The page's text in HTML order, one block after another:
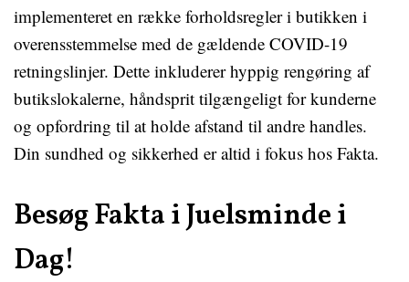
implementeret en række forholdsregler i butikken i
overensstemmelse med de gældende COVID-19
retningslinjer. Dette inkluderer hyppig rengøring af
butikslokalerne, håndsprit tilgængeligt for kunderne
og opfordring til at holde afstand til andre handles.
Din sundhed og sikkerhed er altid i fokus hos Fakta.
Besøg Fakta i Juelsminde i
Dag!